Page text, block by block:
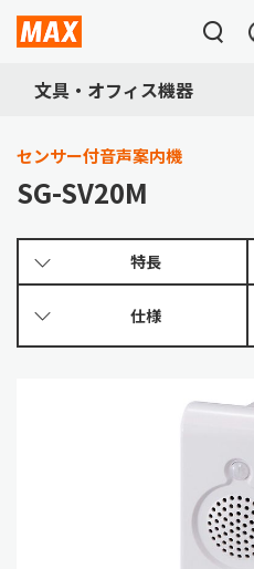
文具・オフィス機器
センサー付音声案内機
SG-SV20M
特長
仕様